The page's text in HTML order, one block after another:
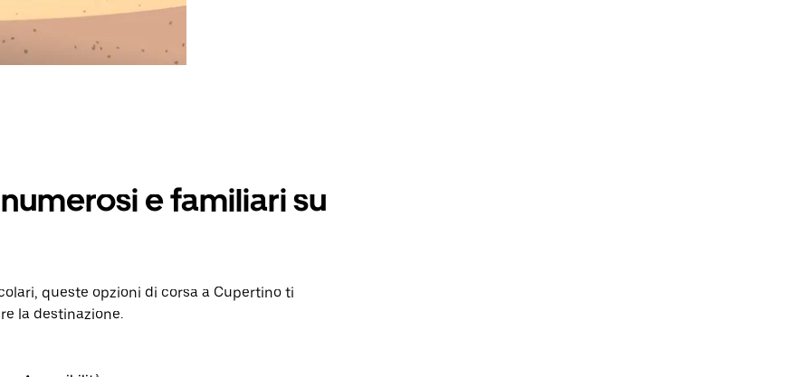
e familiari su
queste opzioni di corsa a Cupertino ti
la destinazione.